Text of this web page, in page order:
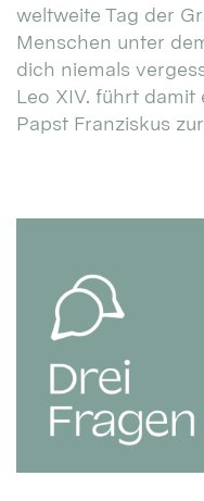
weltweite Tag der
Menschen unter
dich niemals
Leo XIV. führt damit
Papst Franziskus